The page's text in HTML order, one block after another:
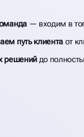
— входим в
путь клиента от
решенийдо